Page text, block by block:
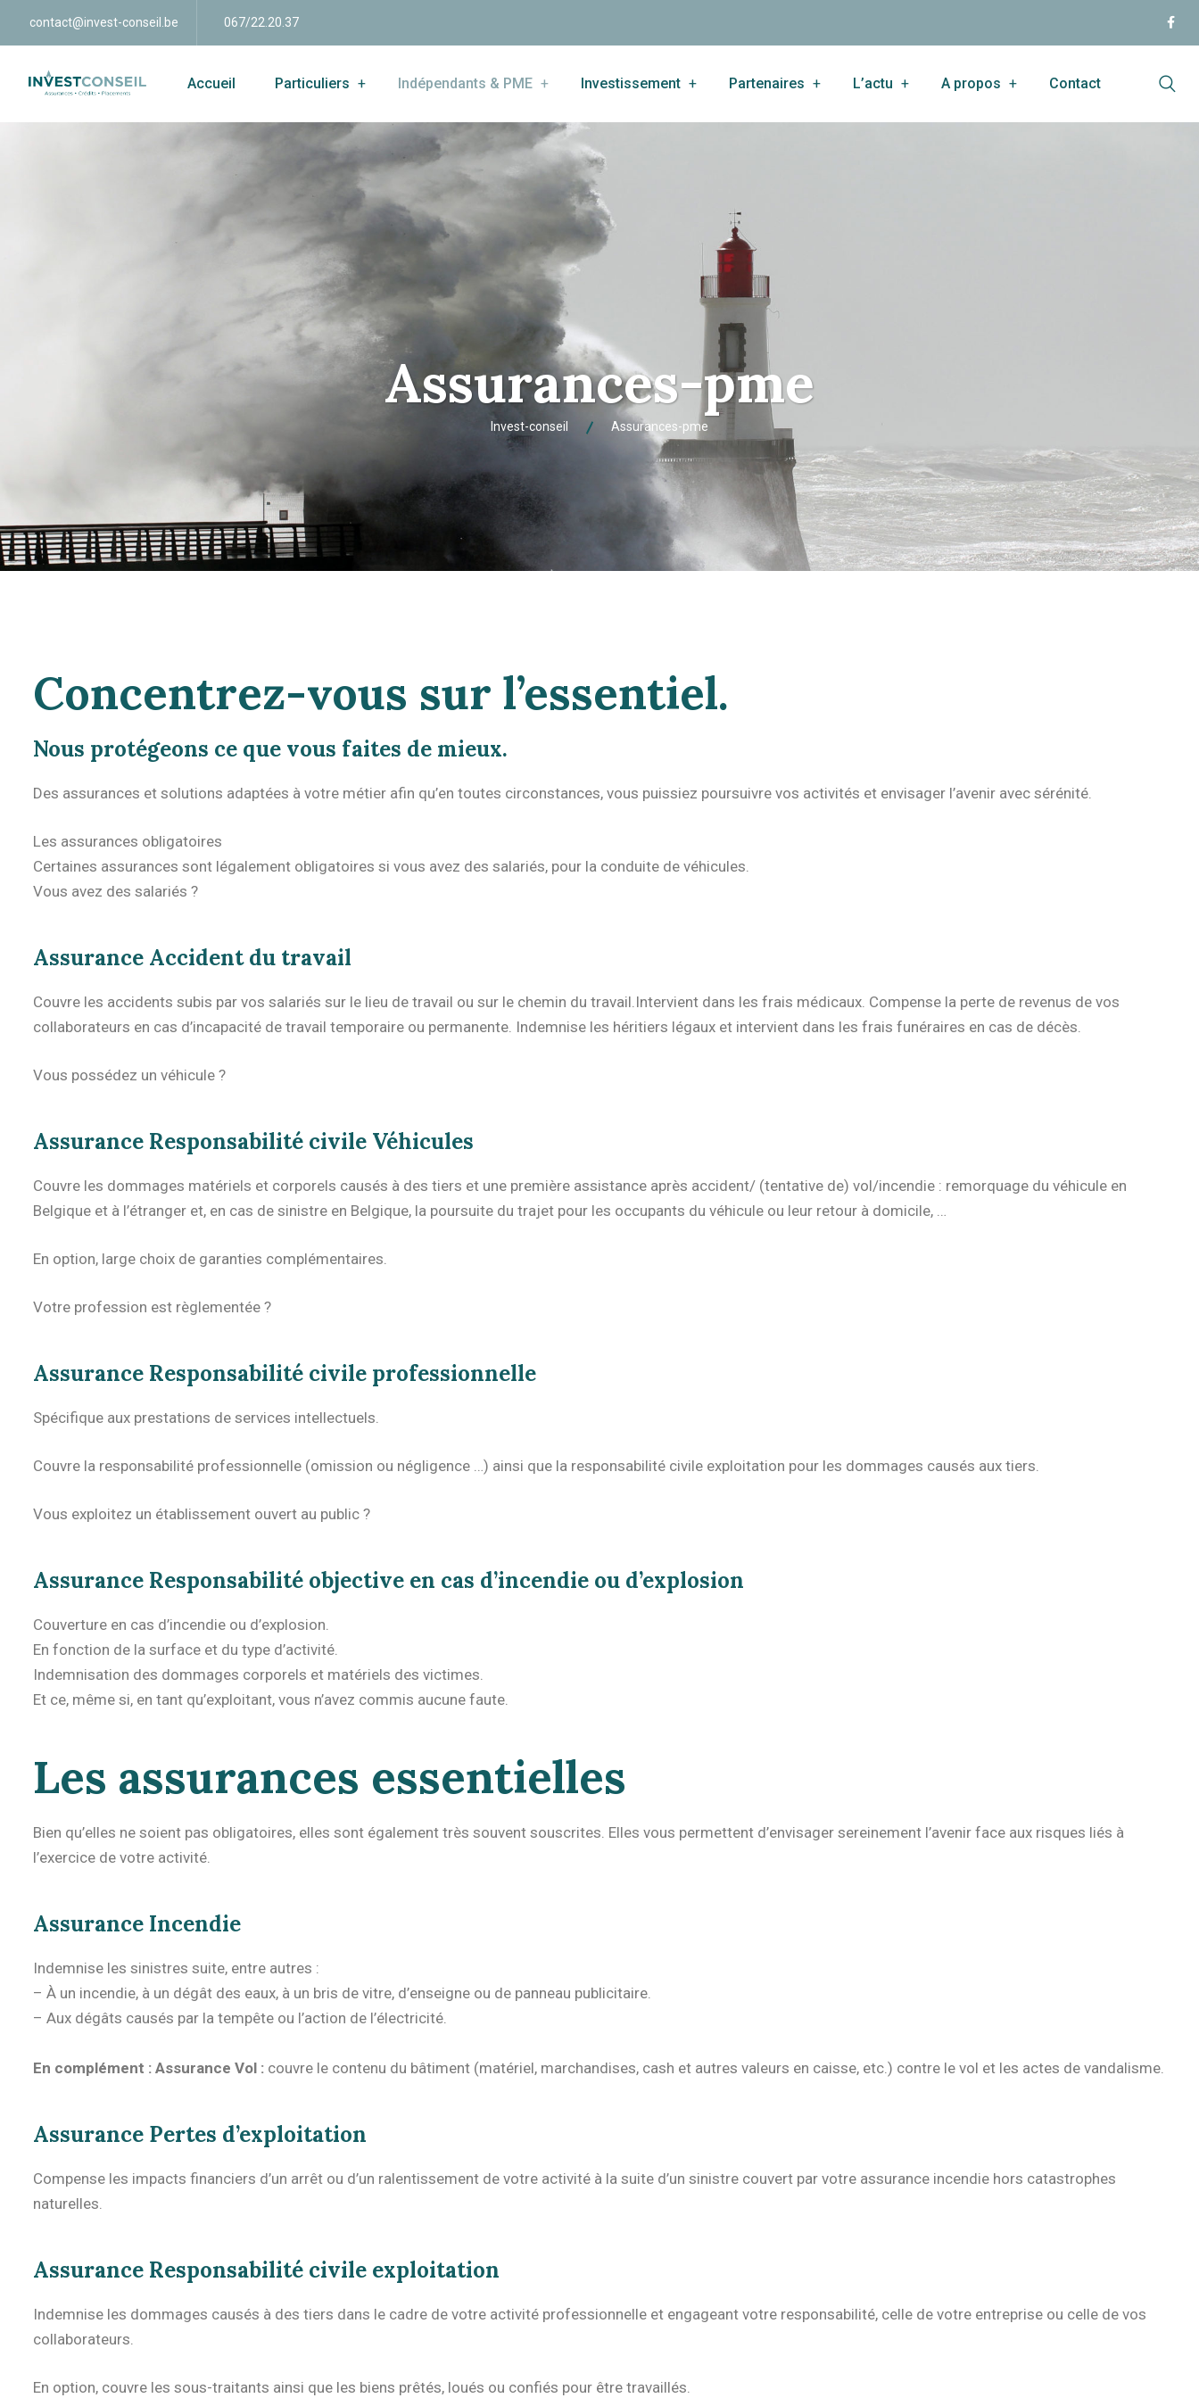
contact@invest-conseil.be 067/22.20.37
Accueil Particuliers Indépendants & PME Investissement Partenaires L’actu A propos Contact
Assurances-pme
Invest-conseil Assurances-pme
Concentrez-vous sur l’essentiel.
Nous protégeons ce que vous faites de mieux.​
Des assurances et solutions adaptées à votre métier afin qu’en toutes circonstances, vous puissiez poursuivre vos activités et envisager l’avenir avec sérénité.
Les assurances obligatoires
Certaines assurances sont légalement obligatoires si vous avez des salariés, pour la conduite de véhicules.
Vous avez des salariés ?
Assurance Accident du travail
Couvre les accidents subis par vos salariés sur le lieu de travail ou sur le chemin du travail.Intervient dans les frais médicaux. Compense la perte de revenus de vos
collaborateurs en cas d’incapacité de travail temporaire ou permanente. Indemnise les héritiers légaux et intervient dans les frais funéraires en cas de décès.
Vous possédez un véhicule ?
Assurance Responsabilité civile Véhicules
Couvre les dommages matériels et corporels causés à des tiers et une première assistance après accident/ (tentative de) vol/incendie : remorquage du véhicule en
Belgique et à l’étranger et, en cas de sinistre en Belgique, la poursuite du trajet pour les occupants du véhicule ou leur retour à domicile, …
En option, large choix de garanties complémentaires.
Votre profession est règlementée ?
Assurance Responsabilité civile professionnelle
Spécifique aux prestations de services intellectuels.
Couvre la responsabilité professionnelle (omission ou négligence …) ainsi que la responsabilité civile exploitation pour les dommages causés aux tiers.
Vous exploitez un établissement ouvert au public ?
Assurance Responsabilité objective en cas d’incendie ou d’explosion
Couverture en cas d’incendie ou d’explosion.
En fonction de la surface et du type d’activité.
Indemnisation des dommages corporels et matériels des victimes.
Et ce, même si, en tant qu’exploitant, vous n’avez commis aucune faute.
Les assurances essentielles
Bien qu’elles ne soient pas obligatoires, elles sont également très souvent souscrites. Elles vous permettent d’envisager sereinement l’avenir face aux risques liés à
l’exercice de votre activité.
Assurance Incendie
Indemnise les sinistres suite, entre autres :
– À un incendie, à un dégât des eaux, à un bris de vitre, d’enseigne ou de panneau publicitaire.
– Aux dégâts causés par la tempête ou l’action de l’électricité.
En complément : Assurance Vol : couvre le contenu du bâtiment (matériel, marchandises, cash et autres valeurs en caisse, etc.) contre le vol et les actes de vandalisme.
Assurance Pertes d’exploitation
Compense les impacts financiers d’un arrêt ou d’un ralentissement de votre activité à la suite d’un sinistre couvert par votre assurance incendie hors catastrophes
naturelles.
Assurance Responsabilité civile exploitation
Indemnise les dommages causés à des tiers dans le cadre de votre activité professionnelle et engageant votre responsabilité, celle de votre entreprise ou celle de vos
collaborateurs.
En option, couvre les sous-traitants ainsi que les biens prêtés, loués ou confiés pour être travaillés.